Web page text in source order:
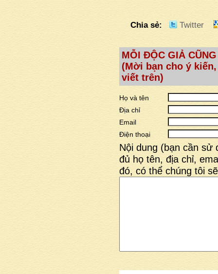
Chia sẻ: Twitter
MỖI ĐỘC GIẢ
(Mời bạn cho ý
viết trên)
Họ và tên
Địa chỉ
Email
Điện thoại
Nội dung (bạn cần sử
đủ họ tên, địa chỉ,
đó, có thể chúng tôi